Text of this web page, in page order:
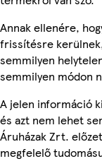
Annak ellenére,
frissítésre
semmilyen
semmilyen módon
A jelen információ
és azt nem lehet
Áruházak Zrt.
megfelelő